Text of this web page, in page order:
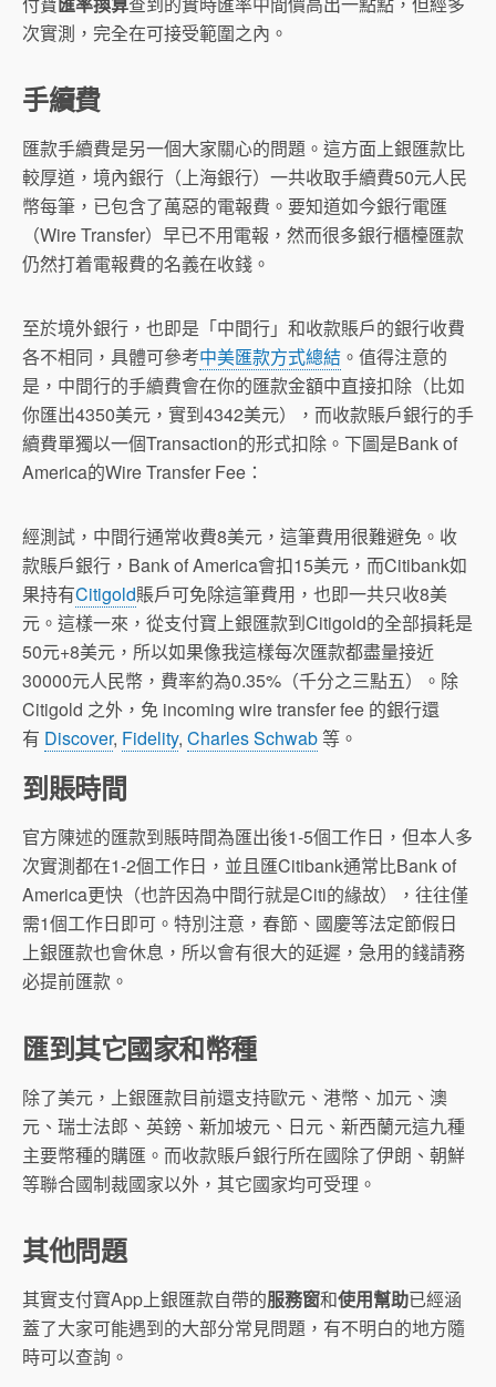
次實測，完全在可接受範圍之內。
手續費
匯款手續費是另一個大家關心的問題。這方面上銀匯款比
較厚道，境內銀行（上海銀行）一共收取手續費50元人民
幣每筆，已包含了萬惡的電報費。要知道如今銀行電匯
（Wire Transfer）早已不用電報，然而很多銀行櫃檯匯款
仍然打着電報費的名義在收錢。
至於境外銀行，也即是「中間行」和收款賬戶的銀行收費
各不相同，具體可參考中美匯款方式總結 。值得注意的
是，中間行的手續費會在你的匯款金額中直接扣除（比如
你匯出4350美元，實到4342美元），而收款賬戶銀行的手
續費單獨以一個Transaction的形式扣除。下圖是Bank of
America的Wire Transfer Fee：
經測試，中間行通常收費8美元，這筆費用很難避免。收
款賬戶銀行，Bank of America會扣15美元，而Citibank如
果持有Citigold賬戶可免除這筆費用，也即一共只收8美
元。這樣一來，從支付寶上銀匯款到Citigold的全部損耗是
50元+8美元，所以如果像我這樣每次匯款都盡量接近
30000元人民幣，費率約為0.35%（千分之三點五）。除
Citigold 之外，免 incoming wire transfer fee 的銀行還
有 Discover, Fidelity, Charles Schwab 等。
到賬時間
官方陳述的匯款到賬時間為匯出後1-5個工作日，但本人多
次實測都在1-2個工作日，並且匯Citibank通常比Bank of
America更快（也許因為中間行就是Citi的緣故），往往僅
需1個工作日即可。特別注意，春節、國慶等法定節假日
上銀匯款也會休息，所以會有很大的延遲，急用的錢請務
必提前匯款。
匯到其它國家和幣種
除了美元，上銀匯款目前還支持歐元、港幣、加元、澳
元、瑞士法郎、英鎊、新加坡元、日元、新西蘭元這九種
主要幣種的購匯。而收款賬戶銀行所在國除了伊朗、朝鮮
等聯合國制裁國家以外，其它國家均可受理。
其他問題
其實支付寶App上銀匯款自帶的服務窗和使用幫助已經涵
蓋了大家可能遇到的大部分常見問題，有不明白的地方隨
時可以查詢。